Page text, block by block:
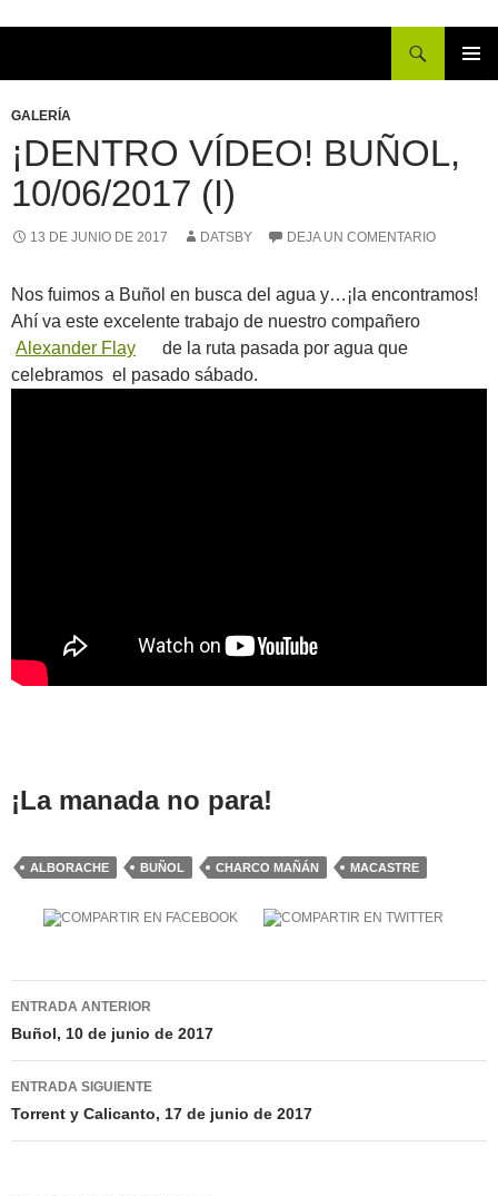
CONTENIDO
GALERÍA
¡DENTRO VÍDEO! BUÑOL,
10/06/2017 (I)
13 DE JUNIO DE 2017 DATSBY DEJA UN COMENTARIO
Nos fuimos a Buñol en busca del agua y…¡la encontramos!
Ahí va este excelente trabajo de nuestro compañero
Alexander Flay de la ruta pasada por agua que
celebramos el pasado sábado.
¡La manada no para!
ALBORACHE BUÑOL CHARCO MAÑÁN MACASTRE
Navegación
de
entradas
ENTRADA ANTERIOR
Buñol, 10 de junio de 2017
ENTRADA SIGUIENTE
Torrent y Calicanto, 17 de junio de 2017